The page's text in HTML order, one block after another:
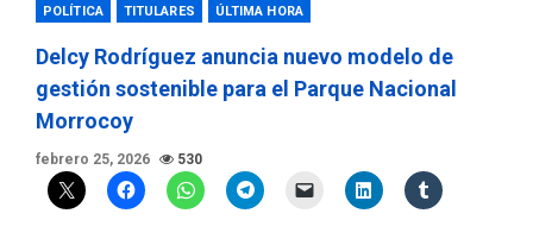
POLÍTICA TITULARES ÚLTIMA HORA
Delcy Rodríguez anuncia nuevo modelo de
gestión sostenible para el Parque Nacional
Morrocoy
febrero 25, 2026 530